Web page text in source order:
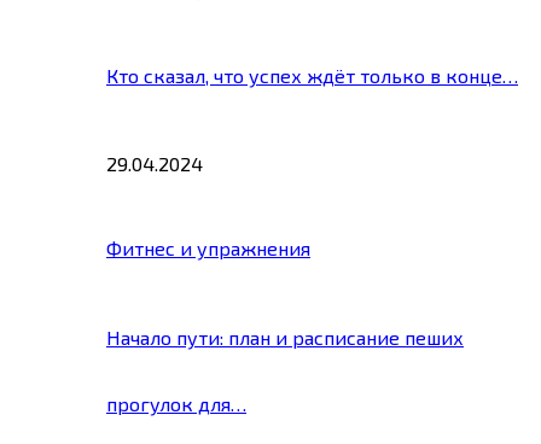
Кто сказал, что успех ждёт только в конце…
29.04.2024
Фитнес и упражнения
Начало пути: план и расписание пеших
прогулок для…